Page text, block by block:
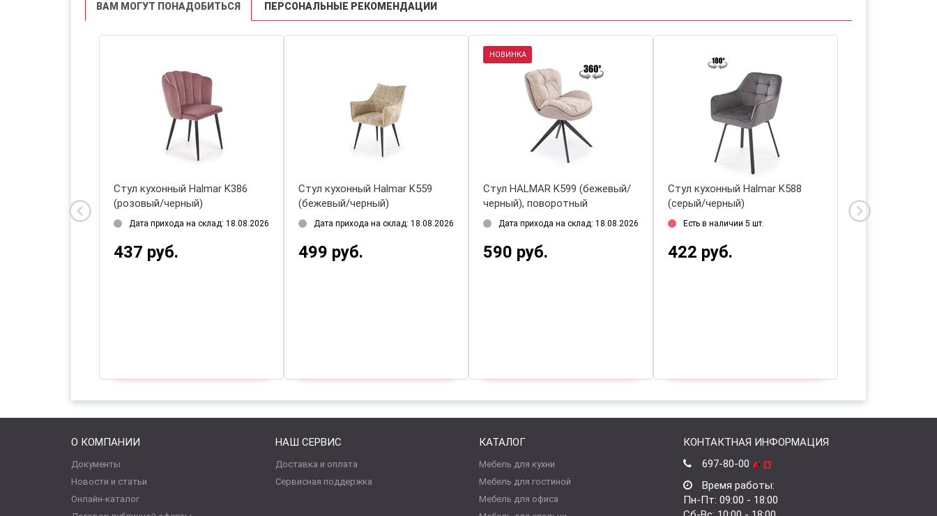
ВАМ МОГУТ ПОНАДОБИТЬСЯ ПЕРСОНАЛЬНЫЕ РЕКОМЕНДАЦИИ
склад: 18.08.2026
Стул кухонный Halmar K386
(розовый/черный)
Дата прихода на склад: 18.08.2026
437 руб.
Стул кухонный Halmar K559
(бежевый/черный)
Дата прихода на склад: 18.08.2026
499 руб.
НОВИНКА
Стул HALMAR K599 (бежевый/
черный), поворотный
Дата прихода на склад: 18.08.2026
590 руб.
Стул кухонный Halmar K588
(серый/черный)
Есть в наличии 5 шт.
422 руб.
(натуральный/
О КОМПАНИИ
Документы
Новости и статьи
Онлайн-каталог
НАШ СЕРВИС
Доставка и оплата
Сервисная поддержка
КАТАЛОГ
Мебель для кухни
Мебель для гостиной
Мебель для офиса
КОНТАКТНАЯ ИНФОРМАЦИЯ
697-80-00
Время работы:
Пн-Пт: 09:00 - 18:00